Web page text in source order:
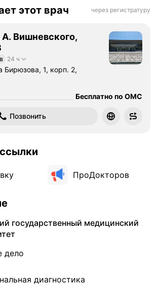
этот врач через регистратуру
Вишневского,
24 ч
1, корп. 2,
Бесплатно по ОМС
Позвонить
ПроДокторов
дело